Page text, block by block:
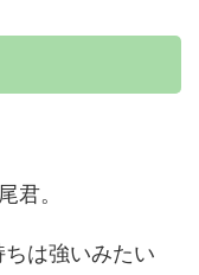
君。
は強いみたい